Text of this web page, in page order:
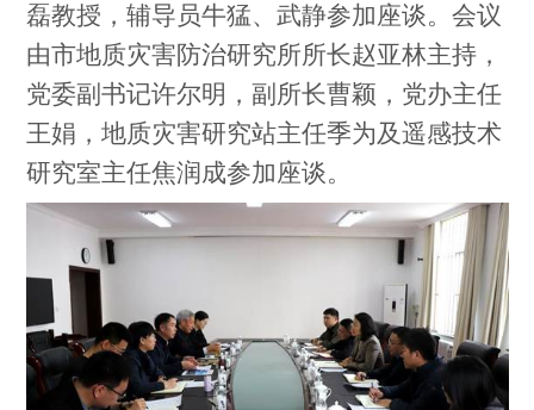
磊教授，辅导员牛猛、武静参加座谈。会议
由市地质灾害防治研究所所长赵亚林主持，
党委副书记许尔明，副所长曹颖，党办主任
王娟，地质灾害研究站主任季为及遥感技术
研究室主任焦润成参加座谈。